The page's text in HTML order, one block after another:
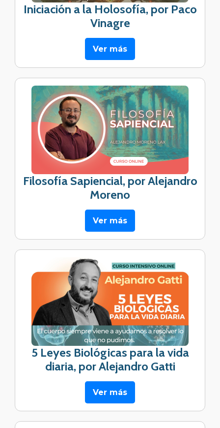
Iniciación a la Holosofía, por Paco
Vinagre
Ver más
Filosofía Sapiencial, por Alejandro
Moreno
Ver más
5 Leyes Biológicas para la vida
diaria, por Alejandro Gatti
Ver más